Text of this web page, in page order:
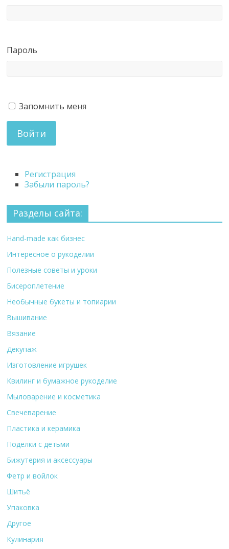
Пароль
Запомнить меня
Войти
Регистрация
Забыли пароль?
Разделы сайта:
Hand-made как бизнес
Интересное о рукоделии
Полезные советы и уроки
Бисероплетение
Необычные букеты и топиарии
Вышивание
Вязание
Декупаж
Изготовление игрушек
Квилинг и бумажное рукоделие
Мыловарение и косметика
Свечеварение
Пластика и керамика
Поделки с детьми
Бижутерия и аксессуары
Фетр и войлок
Шитьё
Упаковка
Другое
Кулинария